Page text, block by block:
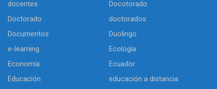
docentes
Docotorado
Doctorado
doctorados
Documentos
Duolingo
e-learning.
Ecología
Economía
Ecuador
Educación
educación a distancia